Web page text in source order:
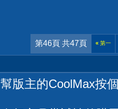
第46頁 共47頁 «第一
幫版主的CoolMax按